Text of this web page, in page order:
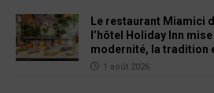
Le restaurant Miamici
l’hôtel Holiday Inn
modernité, la tradition
1 août 2026